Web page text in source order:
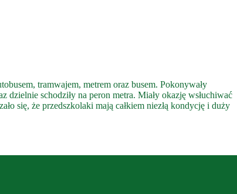
tramwajem, metrem oraz busem. Pokonywały
schodziły na peron metra. Miały okazję wsłuchiwać
się, że przedszkolaki mają całkiem niezłą kondycję i duży